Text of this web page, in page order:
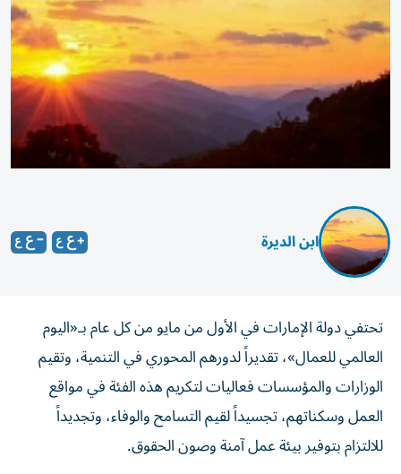
ابن الديرة
تحتفي دولة الإمارات في الأول من مايو من كل عام بـ«اليوم
العالمي للعمال»، تقديراً لدورهم المحوري في التنمية، وتقيم
الوزارات والمؤسسات فعاليات لتكريم هذه الفئة في مواقع
العمل وسكناتهم، تجسيداً لقيم التسامح والوفاء، وتجديداً
للالتزام بتوفير بيئة عمل آمنة وصون الحقوق.